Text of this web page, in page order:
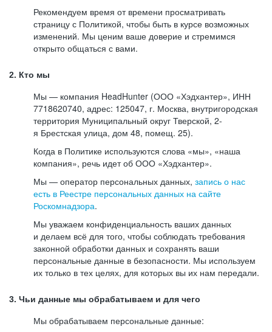
Рекомендуем время от времени просматривать
страницу с Политикой, чтобы быть в курсе возможных
изменений. Мы ценим ваше доверие и стремимся
открыто общаться с вами.
2. Кто мы
Мы — компания HeadHunter (ООО «Хэдхантер», ИНН
7718620740, адрес: 125047, г. Москва, внутригородская
территория Муниципальный округ Тверской, 2-
я Брестская улица, дом 48, помещ. 25).
Когда в Политике используются слова «мы», «наша
компания», речь идет об ООО «Хэдхантер».
Мы — оператор персональных данных, запись о нас
есть в Реестре персональных данных на сайте
Роскомнадзора.
Мы уважаем конфиденциальность ваших данных
и делаем всё для того, чтобы соблюдать требования
законной обработки данных и сохранять ваши
персональные данные в безопасности. Мы используем
их только в тех целях, для которых вы их нам передали.
3. Чьи данные мы обрабатываем и для чего
Мы обрабатываем персональные данные: